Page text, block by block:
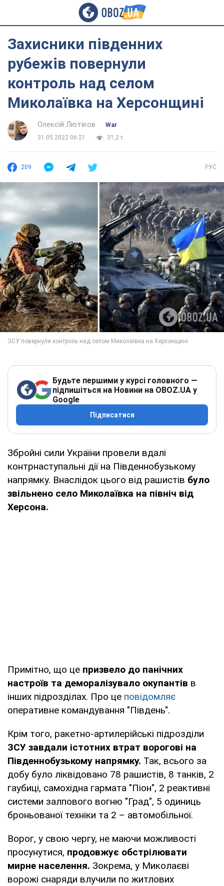
Захисники південних
рубежів повернули
контроль над селом
Миколаївка на Херсонщині
Олексій Лютіков
War
31.05.2022 06:21
31,2 т.
209 РУС
Будьте першими у курсі головного —
підпишіться на Новини на OBOZ.UA у
Google
Підписатися
Збройні сили України провели вдалі
контрнаступальні дії на Південнобузькому
напрямку. Внаслідок цього від рашистів було
звільнено село Миколаївка на північ від
Херсона.
Примітно, що це призвело до панічних
настроїв та деморалізувало окупантів в
інших підрозділах. Про це повідомляє
оперативне командування "Південь".
Крім того, ракетно-артилерійські підрозділи
ЗСУ завдали істотних втрат ворогові на
Південнобузькому напрямку. Так, всього за
добу було ліквідовано 78 рашистів, 8 танків, 2
гаубиці, самохідна гармата "Піон", 2 реактивні
системи залпового вогню "Град", 5 одиниць
броньованої техніки та 2 – автомобільної.
Ворог, у свою чергу, не маючи можливості
просунутися, продовжує обстрілювати
мирне населення. Зокрема, у Миколаєві
ворожі снаряди влучили по житлових